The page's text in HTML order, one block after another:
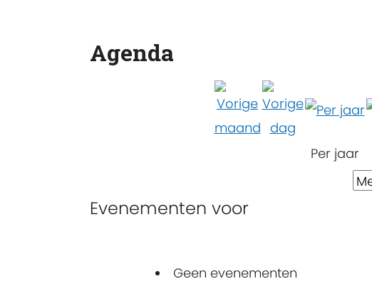
Agenda
Per jaar
Evenementen voor
Geen evenementen